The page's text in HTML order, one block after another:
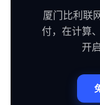
厦门比利联
付，在计算
开